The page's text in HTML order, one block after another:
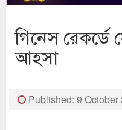
গিনেস
আহসা
Published: 9 October